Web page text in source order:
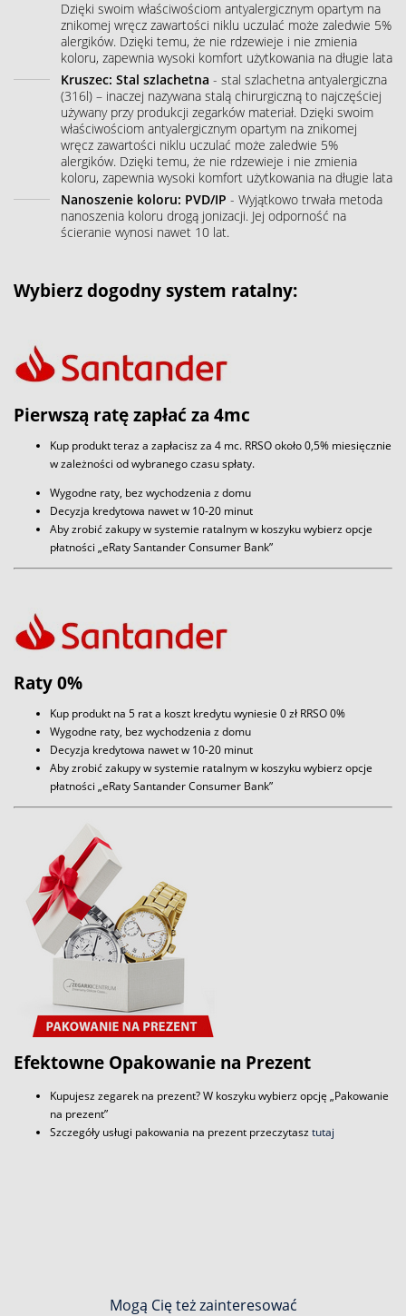
Dzięki swoim właściwościom antyalergicznym opartym na
znikomej wręcz zawartości niklu uczulać może zaledwie 5%
alergików. Dzięki temu, że nie rdzewieje i nie zmienia
koloru, zapewnia wysoki komfort użytkowania na długie lata
Kruszec: Stal szlachetna - stal szlachetna antyalergiczna
(316l) – inaczej nazywana stalą chirurgiczną to najczęściej
używany przy produkcji zegarków materiał. Dzięki swoim
właściwościom antyalergicznym opartym na znikomej
wręcz zawartości niklu uczulać może zaledwie 5%
alergików. Dzięki temu, że nie rdzewieje i nie zmienia
koloru, zapewnia wysoki komfort użytkowania na długie lata
Nanoszenie koloru: PVD/IP - Wyjątkowo trwała metoda
nanoszenia koloru drogą jonizacji. Jej odporność na
ścieranie wynosi nawet 10 lat.
Wybierz dogodny system ratalny:
Pierwszą ratę zapłać za 4mc
Kup produkt teraz a zapłacisz za 4 mc. RRSO około 0,5% miesięcznie
w zależności od wybranego czasu spłaty.
Wygodne raty, bez wychodzenia z domu
Decyzja kredytowa nawet w 10-20 minut
Aby zrobić zakupy w systemie ratalnym w koszyku wybierz opcje
płatności „eRaty Santander Consumer Bank”
Raty 0%
Kup produkt na 5 rat a koszt kredytu wyniesie 0 zł RRSO 0%
Wygodne raty, bez wychodzenia z domu
Decyzja kredytowa nawet w 10-20 minut
Aby zrobić zakupy w systemie ratalnym w koszyku wybierz opcje
płatności „eRaty Santander Consumer Bank”
Efektowne Opakowanie na Prezent
Kupujesz zegarek na prezent? W koszyku wybierz opcję „Pakowanie
na prezent”
Szczegóły usługi pakowania na prezent przeczytasztutaj
Mogą Cię też zainteresować